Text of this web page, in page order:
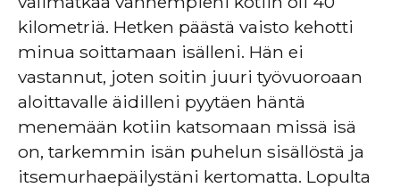
kilometriä. Hetken päästä vaisto kehotti
minua soittamaan isälleni. Hän ei
vastannut, joten soitin juuri työvuoroaan
aloittavalle äidilleni pyytäen häntä
menemään kotiin katsomaan missä isä
on, tarkemmin isän puhelun sisällöstä ja
itsemurhaepäilystäni kertomatta. Lopulta